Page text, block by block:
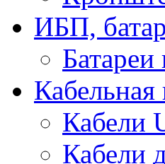
ИБП,
Кабели
Кабели